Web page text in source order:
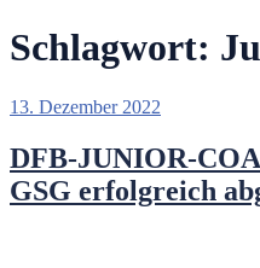
Schlagwort:
Veröffentlicht
13. Dezember 2022
DFB-JUNIOR-
GSG erfolgreich